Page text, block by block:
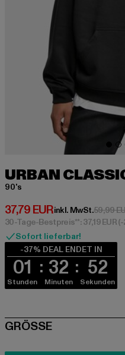
URBAN
90's
37,79 EUR
Derzeitiger Preis: 37,79
inkl. MwSt.59,99
30-Tage-Bestpreis**: 37,19 EUR
Sofort lieferbar!
-37% DEAL ENDET IN
01
Stunden
32
Minuten
51
Sekunden
SIZE
GRÖSSE